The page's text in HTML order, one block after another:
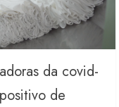
da covid-
de